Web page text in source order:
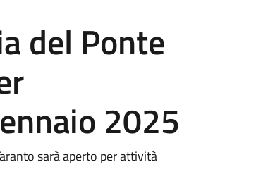
del Ponte
2025
sarà aperto per attività